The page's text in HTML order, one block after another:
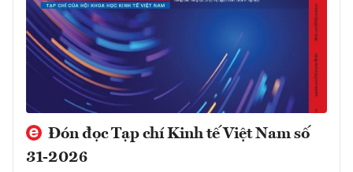
Đón đọc Tạp chí Kinh tế Việt Nam số
31-2026